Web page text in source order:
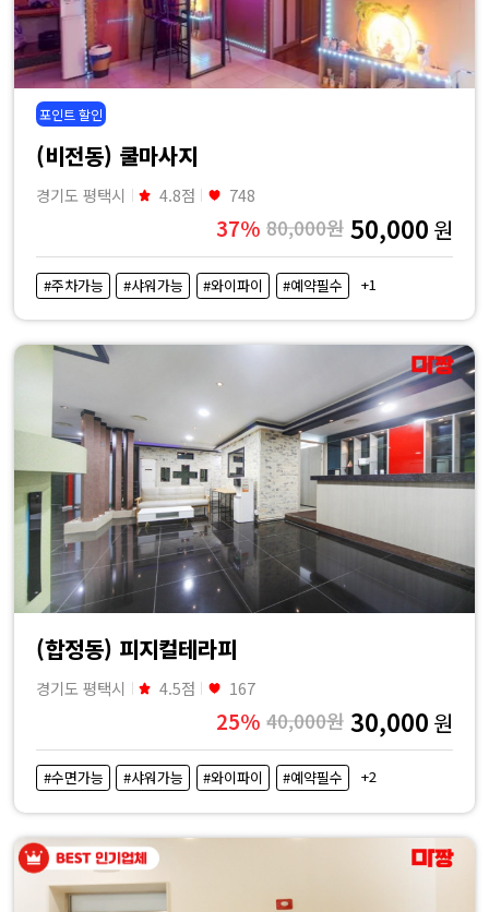
포인트 할인
(비전동) 쿨마사지
경기도 평택시 4.8점 748
37% 80,000원 50,000 원
#주차가능 #샤워가능 #와이파이 #예약필수 +1
(합정동) 피지컬테라피
경기도 평택시 4.5점 167
25% 40,000원 30,000 원
#수면가능 #샤워가능 #와이파이 #예약필수 +2